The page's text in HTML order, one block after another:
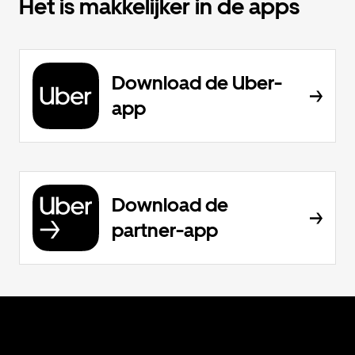
Het is makkelijker in de apps
Download de Uber-
app
Download de
partner-app